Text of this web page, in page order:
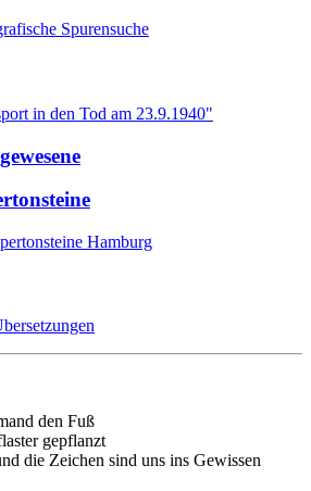
Spurensuche
in den Tod am 23.9.1940"
Hamburg
den Fuß
gepflanzt
die Zeichen sind uns ins Gewissen